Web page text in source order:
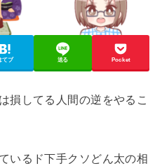
てブ 送る Pocket
損してる人間の逆をやるこ
いるド下手クソどん太の相